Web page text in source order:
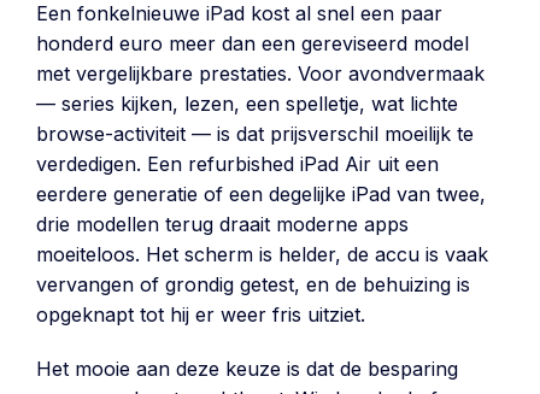
Een fonkelnieuwe iPad kost al snel een paar
honderd euro meer dan een gereviseerd model
met vergelijkbare prestaties. Voor avondvermaak
— series kijken, lezen, een spelletje, wat lichte
browse-activiteit — is dat prijsverschil moeilijk te
verdedigen. Een refurbished iPad Air uit een
eerdere generatie of een degelijke iPad van twee,
drie modellen terug draait moderne apps
moeiteloos. Het scherm is helder, de accu is vaak
vervangen of grondig getest, en de behuizing is
opgeknapt tot hij er weer fris uitziet.
Het mooie aan deze keuze is dat de besparing